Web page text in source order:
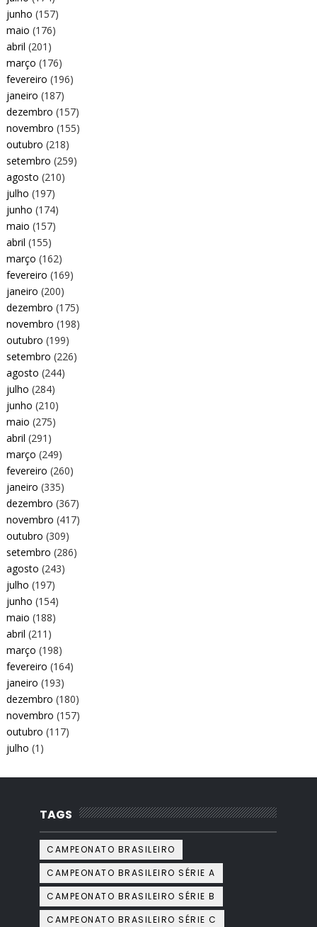
junho (157)
maio (176)
abril (201)
março (176)
fevereiro (196)
janeiro (187)
dezembro (157)
novembro (155)
outubro (218)
setembro (259)
agosto (210)
julho (197)
junho (174)
maio (157)
abril (155)
março (162)
fevereiro (169)
janeiro (200)
dezembro (175)
novembro (198)
outubro (199)
setembro (226)
agosto (244)
julho (284)
junho (210)
maio (275)
abril (291)
março (249)
fevereiro (260)
janeiro (335)
dezembro (367)
novembro (417)
outubro (309)
setembro (286)
agosto (243)
julho (197)
junho (154)
maio (188)
abril (211)
março (198)
fevereiro (164)
janeiro (193)
dezembro (180)
novembro (157)
outubro (117)
julho (1)
TAGS
CAMPEONATO BRASILEIRO
CAMPEONATO BRASILEIRO SÉRIE A
CAMPEONATO BRASILEIRO SÉRIE B
CAMPEONATO BRASILEIRO SÉRIE C